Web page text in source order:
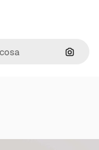
Cerca